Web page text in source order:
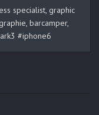
specialist, graphic
barcamper,
#iphone6